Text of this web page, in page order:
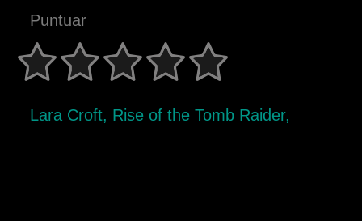
Puntuar
Lara Croft, Rise of the Tomb Raider,